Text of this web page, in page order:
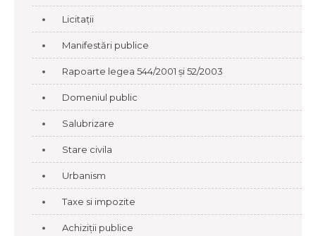
Licitații
Manifestări publice
Rapoarte legea 544/2001 și 52/2003
Domeniul public
Salubrizare
Stare civila
Urbanism
Taxe si impozite
Achiziții publice